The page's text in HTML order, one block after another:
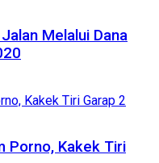
Melalui Dana
Porno, Kakek Tiri